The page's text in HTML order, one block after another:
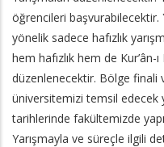
öğrencileri başvurabilecektir.
yönelik sadece hafızlık
hem hafızlık hem de Kur’ân-
düzenlenecektir. Bölge finali
üniversitemizi temsil edecek
tarihlerinde fakültemizde
Yarışmayla ve süreçle ilgili